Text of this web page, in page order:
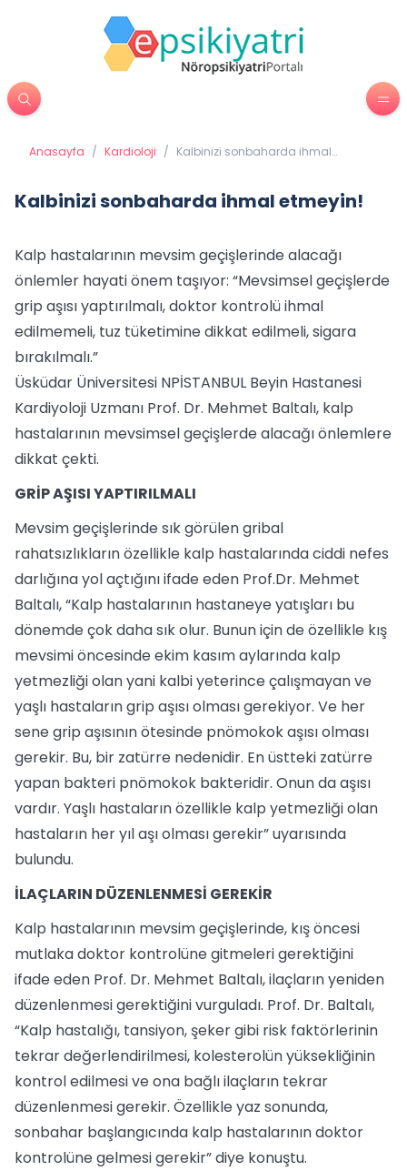
Anasayfa / Kardioloji / Kalbinizi sonbaharda ihmal
Kalbinizi sonbaharda ihmal etmeyin!
Kalp hastalarının mevsim geçişlerinde alacağı
önlemler hayati önem taşıyor: “Mevsimsel geçişlerde
grip aşısı yaptırılmalı, doktor kontrolü ihmal
edilmemeli, tuz tüketimine dikkat edilmeli, sigara
bırakılmalı.”
Üsküdar Üniversitesi NPİSTANBUL Beyin Hastanesi
Kardiyoloji Uzmanı Prof. Dr. Mehmet Baltalı, kalp
hastalarının mevsimsel geçişlerde alacağı önlemlere
dikkat çekti.
GRİP AŞISI YAPTIRILMALI
Mevsim geçişlerinde sık görülen gribal
rahatsızlıkların özellikle kalp hastalarında ciddi nefes
darlığına yol açtığını ifade eden Prof.Dr. Mehmet
Baltalı, “Kalp hastalarının hastaneye yatışları bu
dönemde çok daha sık olur. Bunun için de özellikle kış
mevsimi öncesinde ekim kasım aylarında kalp
yetmezliği olan yani kalbi yeterince çalışmayan ve
yaşlı hastaların grip aşısı olması gerekiyor. Ve her
sene grip aşısının ötesinde pnömokok aşısı olması
gerekir. Bu, bir zatürre nedenidir. En üstteki zatürre
yapan bakteri pnömokok bakteridir. Onun da aşısı
vardır. Yaşlı hastaların özellikle kalp yetmezliği olan
hastaların her yıl aşı olması gerekir” uyarısında
bulundu.
İLAÇLARIN DÜZENLENMESİ GEREKİR
Kalp hastalarının mevsim geçişlerinde, kış öncesi
mutlaka doktor kontrolüne gitmeleri gerektiğini
ifade eden Prof. Dr. Mehmet Baltalı, ilaçların yeniden
düzenlenmesi gerektiğini vurguladı. Prof. Dr. Baltalı,
“Kalp hastalığı, tansiyon, şeker gibi risk faktörlerinin
tekrar değerlendirilmesi, kolesterolün yüksekliğinin
kontrol edilmesi ve ona bağlı ilaçların tekrar
düzenlenmesi gerekir. Özellikle yaz sonunda,
sonbahar başlangıcında kalp hastalarının doktor
kontrolüne gelmesi gerekir” diye konuştu.